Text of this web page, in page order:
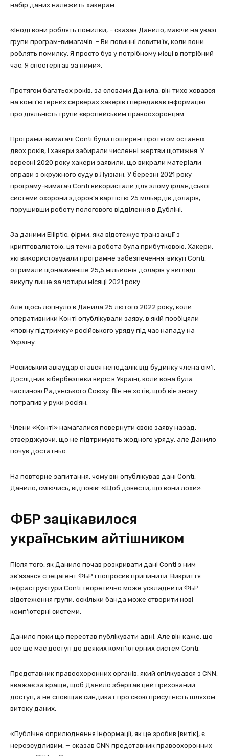
набір даних належить хакерам.
«Іноді вони роблять помилки, – сказав Данило, маючи на увазі
групи програм-вимагачів. – Ви повинні ловити їх, коли вони
роблять помилку. Я просто був у потрібному місці в потрібний
час. Я спостерігав за ними».
Протягом багатьох років, за словами Данила, він тихо ховався
на комп’ютерних серверах хакерів і передавав інформацію
про діяльність групи європейським правоохоронцям.
Програми-вимагачі Conti були поширені протягом останніх
двох років, і хакери забирали численні жертви щотижня. У
вересні 2020 року хакери заявили, що викрали матеріали
справи з окружного суду в Луїзіані. У березні 2021 року
програму-вимагач Conti використали для злому ірландської
системи охорони здоров’я вартістю 25 мільярдів доларів,
порушивши роботу пологового відділення в Дубліні.
За даними Elliptic, фірми, яка відстежує транзакції з
криптовалютою, ця темна робота була прибутковою. Хакери,
які використовували програмне забезпечення-викуп Conti,
отримали щонайменше 25,5 мільйонів доларів у вигляді
викупу лише за чотири місяці 2021 року.
Але щось лопнуло в Данила 25 лютого 2022 року, коли
оперативники Конті опублікували заяву, в якій пообіцяли
«повну підтримку» російського уряду під час нападу на
Україну.
Російський авіаудар стався неподалік від будинку члена сім’ї.
Дослідник кібербезпеки виріс в Україні, коли вона була
частиною Радянського Союзу. Він не хотів, щоб він знову
потрапив у руки росіян.
Члени «Конті» намагалися повернути свою заяву назад,
стверджуючи, що не підтримують жодного уряду, але Данило
почув достатньо.
На повторне запитання, чому він опублікував дані Conti,
Данило, сміючись, відповів: «Щоб довести, що вони лохи».
ФБР зацікавилося
українським айтішником
Після того, як Данило почав розкривати дані Conti з ним
зв’язався спецагент ФБР і попросив припинити. Викриття
інфраструктури Conti теоретично може ускладнити ФБР
відстеження групи, оскільки банда може створити нові
комп’ютерні системи.
Данило поки що перестав публікувати адні. Але він каже, що
все ще має доступ до деяких комп’ютерних систем Conti.
Представник правоохоронних органів, який спілкувався з CNN,
вважає за краще, щоб Данило зберігав цей прихований
доступ, а не сповіщав синдикат про свою присутність шляхом
витоку даних.
«Публічне оприлюднення інформації, як це зробив [витік], є
нерозсудливим, — сказав CNN представник правоохоронних